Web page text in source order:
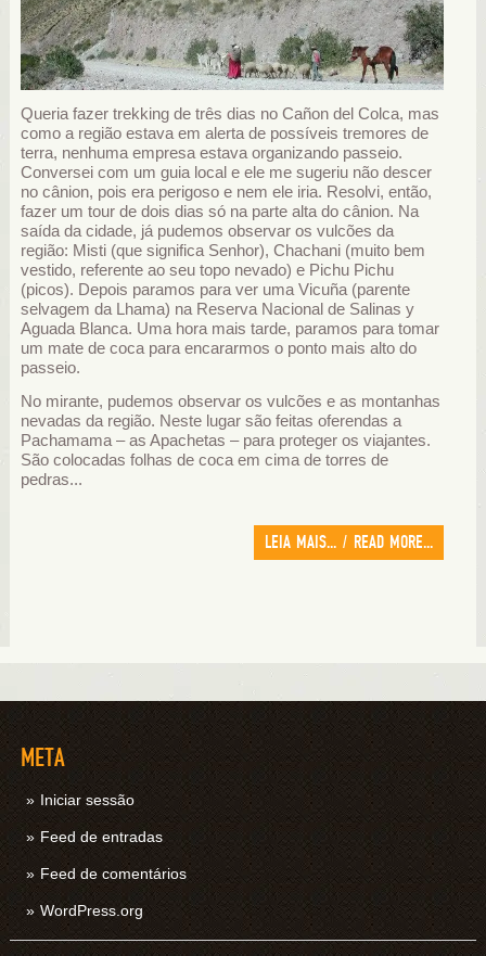
Queria fazer trekking de três dias no Cañon del Colca, mas
como a região estava em alerta de possíveis tremores de
terra, nenhuma empresa estava organizando passeio.
Conversei com um guia local e ele me sugeriu não descer
no cânion, pois era perigoso e nem ele iria. Resolvi, então,
fazer um tour de dois dias só na parte alta do cânion. Na
saída da cidade, já pudemos observar os vulcões da
região: Misti (que significa Senhor), Chachani (muito bem
vestido, referente ao seu topo nevado) e Pichu Pichu
(picos). Depois paramos para ver uma Vicuña (parente
selvagem da Lhama) na Reserva Nacional de Salinas y
Aguada Blanca. Uma hora mais tarde, paramos para tomar
um mate de coca para encararmos o ponto mais alto do
passeio.
No mirante, pudemos observar os vulcões e as montanhas
nevadas da região. Neste lugar são feitas oferendas a
Pachamama – as Apachetas – para proteger os viajantes.
São colocadas folhas de coca em cima de torres de
pedras...
LEIA MAIS... / READ MORE...
META
Iniciar sessão
Feed de entradas
Feed de comentários
WordPress.org